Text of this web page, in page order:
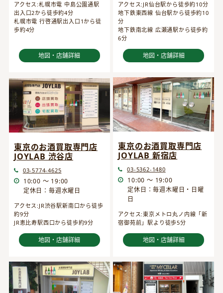
アクセス:札幌市電 中島公園通駅
出入口2から徒歩約4分
札幌市電 行啓通駅出入口1から徒
歩約4分
地図・店舗詳細
アクセス:JR仙台駅から徒歩約10分
地下鉄東西線 仙台駅から徒歩約10
分
地下鉄南北線 広瀬通駅から徒歩約
6分
地図・店舗詳細
東京のお酒買取専門店
JOYLAB 渋谷店
03-5774-4625
10:00 ～ 19:00
定休日：毎週水曜日
アクセス:JR渋谷駅新南口から徒歩
約9分
JR恵比寿駅西口から徒歩約9分
地図・店舗詳細
東京のお酒買取専門店
JOYLAB 新宿店
03-5362-1480
10:00 ～ 19:00
定休日：毎週木曜日・日曜
日
アクセス:東京メトロ丸ノ内線「新
宿御苑前」駅より徒歩5分
地図・店舗詳細